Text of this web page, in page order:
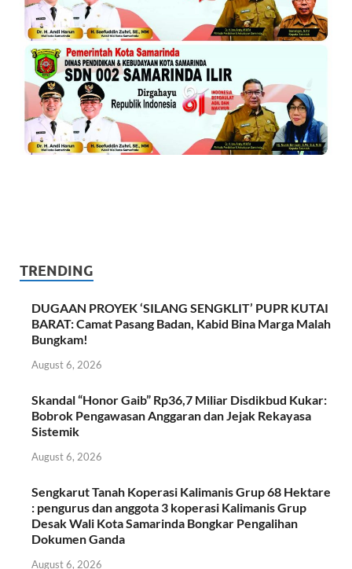
TRENDING
DUGAAN PROYEK ‘SILANG SENGKLIT’ PUPR KUTAI
BARAT: Camat Pasang Badan, Kabid Bina Marga Malah
Bungkam!
August 6, 2026
Skandal “Honor Gaib” Rp36,7 Miliar Disdikbud Kukar:
Bobrok Pengawasan Anggaran dan Jejak Rekayasa
Sistemik
August 6, 2026
Sengkarut Tanah Koperasi Kalimanis Grup 68 Hektare
: pengurus dan anggota 3 koperasi Kalimanis Grup
Desak Wali Kota Samarinda Bongkar Pengalihan
Dokumen Ganda
August 6, 2026